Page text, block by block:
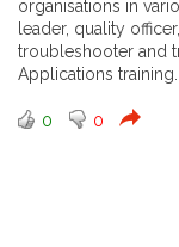
organisations in
leader, quality
troubleshooter and
Applications training.
0 0